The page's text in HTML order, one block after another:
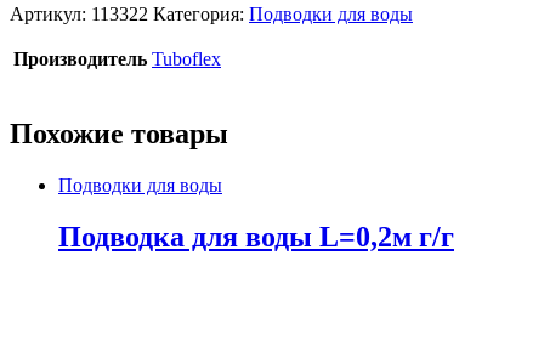
Артикул: 113322 Категория: Подводки для воды
Производитель Tuboflex
Похожие товары
Подводки для воды
Подводка для воды L=0,2м г/г